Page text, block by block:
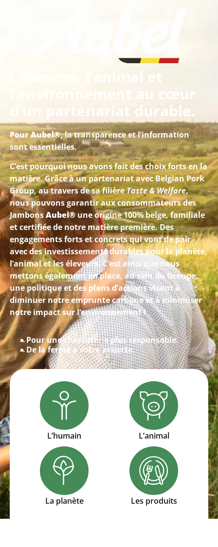
L’homme, l’animal et
l’environnement au cœur
d’un partenariat durable.
Pour Aubel®,la transparence et l’information
sont essentielles.
C’est pourquoi nous avons fait des choix forts en la
matière. Grâce à un partenariat avec Belgian Pork
Group, au travers de sa filièreTaste & Welfare,
nous pouvons garantir aux consommateurs des
JambonsAubel®une origine 100% belge, familiale
et certifiée de notre matière première. Des
engagements forts et concrets qui vont de pair
avec des investissements durables pour la planète,
l’animal et les éleveurs. C’est ainsi que nous
mettons également en place, au sein du Groupe,
une politique et des plans d’actions visant à
diminuer notre emprunte carbone et à minimiser
notre impact sur l’environnement !
Pour une charcuterie plus responsable.
De la ferme à votre assiette.
L’humain L’animal
La planète Les produits